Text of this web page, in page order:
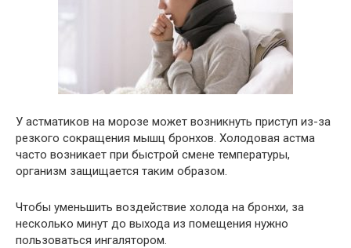
У астматиков на морозе может возникнуть приступ из-за
резкого сокращения мышц бронхов. Холодовая астма
часто возникает при быстрой смене температуры,
организм защищается таким образом.
Чтобы уменьшить воздействие холода на бронхи, за
несколько минут до выхода из помещения нужно
пользоваться ингалятором.